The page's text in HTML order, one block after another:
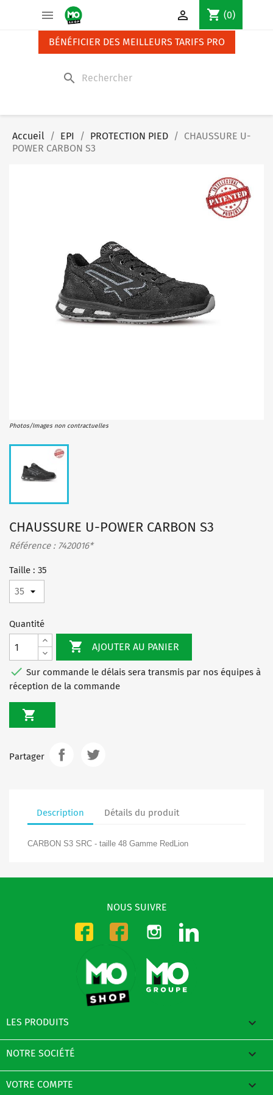
 shopping_cart (0)

BÉNÉFICIER DES MEILLEURS TARIFS PRO
search
Accueil EPI PROTECTION PIED
CHAUSSURE U-
POWER CARBON S3
Photos/Images non contractuelles
CHAUSSURE U-POWER CARBON S3
Référence : 7420016*
Taille : 35
Quantité
 AJOUTER AU PANIER
 Sur commande le délais sera transmis par nos équipes à
réception de la commande

Partager
Description Détails du produit
CARBON S3 SRC - taille 48 Gamme RedLion
NOUS SUIVRE
Facebook-CMOFacebook-DMO
Instagram
LES PRODUITS 
NOTRE SOCIÉTÉ 
VOTRE COMPTE 
Panneau de gestion des cookies